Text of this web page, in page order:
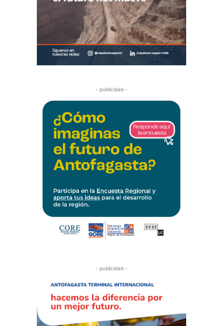
- publicidad -
- publicidad -